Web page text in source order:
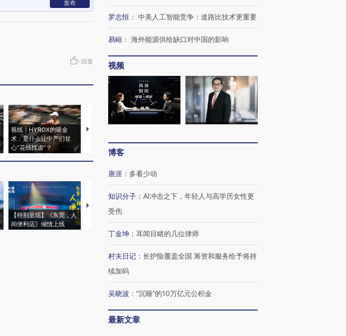
发布
· 回复
视线｜HYROX的吸金
术：是什么让中产们甘
心“花钱找虐”？
马航飞行员跨国走私7万
【特别呈现】《东莞，人
间便利店》倾情上线
【推广】走进第四届链博
会，让数智科技“链”接产
有意思的生活方式·第三对
住三大增长引擎是什么？
罗志恒 ： 中美人工智能竞争：道路比技术更重要
易峘 ： 海外能源供给缺口对中国的影响
视频
博客
唐涯 ： 多看少动
知识分子 ： AI冲击之下，年轻人与高学历女性更
受伤
丁金坤 ： 耳闻目睹的几位律师
村夫日记 ： 长护险覆盖全国 筹资和服务给予将持
续加码
吴晓波 ： “沉睡”的10万亿元公积金
最新文章